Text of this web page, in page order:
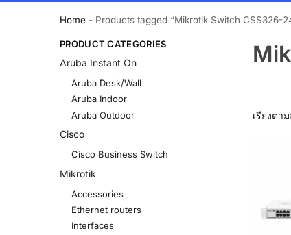
Home - Products tagged “Mikrotik Switch CSS326-
PRODUCT CATEGORIES
Aruba Instant On
Aruba Desk/Wall
Aruba Indoor
Aruba Outdoor
Cisco
Cisco Business Switch
Mikrotik
Accessories
Ethernet routers
Interfaces